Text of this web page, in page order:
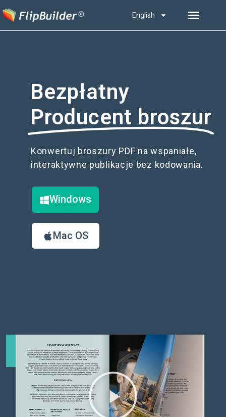
English
Bezpłatny
Producent broszur
Konwertuj broszury PDF na wspaniałe,
interaktywne publikacje bez kodowania.
Windows
Mac OS